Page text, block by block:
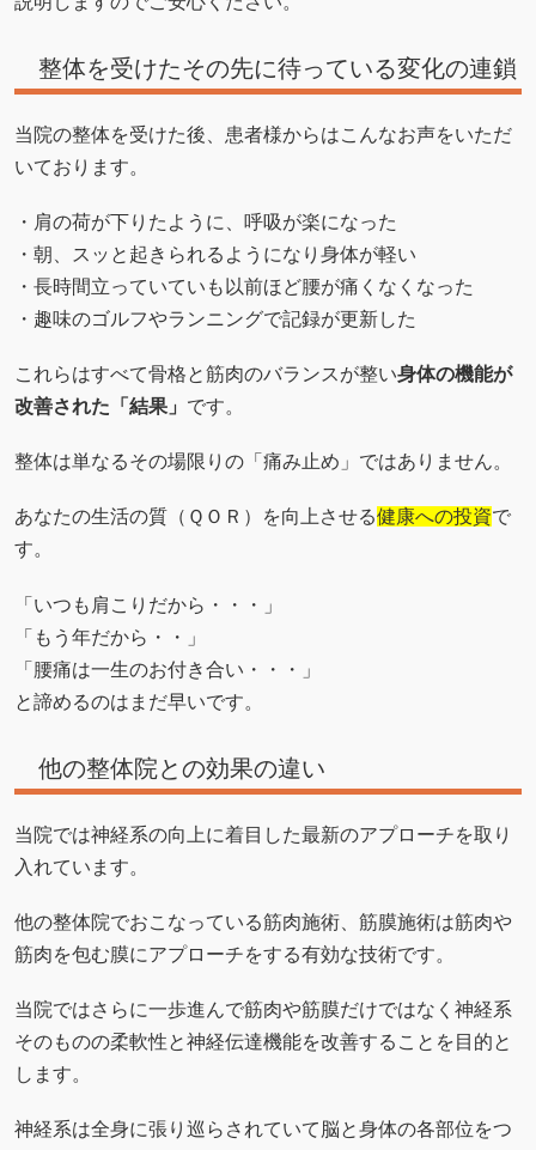
整体を受けたその先に待っている変化の連鎖
当院の整体を受けた後、患者様からはこんなお声をいただ
いております。
・肩の荷が下りたように、呼吸が楽になった
・朝、スッと起きられるようになり身体が軽い
・長時間立っていていも以前ほど腰が痛くなくなった
・趣味のゴルフやランニングで記録が更新した
これらはすべて骨格と筋肉のバランスが整い身体の機能が
改善された「結果」 です。
整体は単なるその場限りの「痛み止め」ではありません。
あなたの生活の質（ＱＯＲ）を向上させる健康への投資で
す。
「いつも肩こりだから・・・」
「もう年だから・・」
「腰痛は一生のお付き合い・・・」
と諦めるのはまだ早いです。
他の整体院との効果の違い
当院では神経系の向上に着目した最新のアプローチを取り
入れています。
他の整体院でおこなっている筋肉施術、筋膜施術は筋肉や
筋肉を包む膜にアプローチをする有効な技術です。
当院ではさらに一歩進んで筋肉や筋膜だけではなく神経系
そのものの柔軟性と神経伝達機能を改善することを目的と
します。
神経系は全身に張り巡らされていて脳と身体の各部位をつ